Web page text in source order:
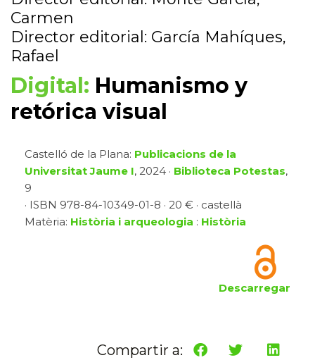
Carmen
Director editorial: García Mahíques,
Rafael
Digital: Humanismo y
retórica visual
Castelló de la Plana: Publicacions de la
Universitat Jaume I, 2024 · Biblioteca Potestas,
9
· ISBN 978-84-10349-01-8 · 20 € · castellà
Matèria: Història i arqueologia : Història
Descarregar
Compartir a: